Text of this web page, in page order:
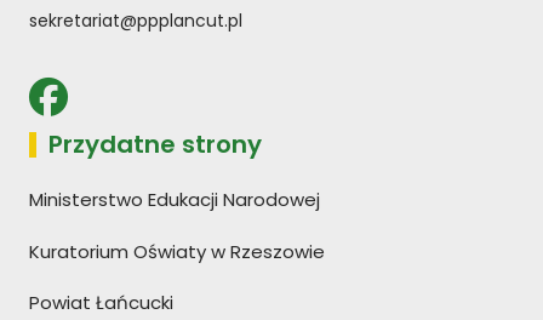
sekretariat@ppplancut.pl
Przydatne strony
Ministerstwo Edukacji Narodowej
Kuratorium Oświaty w Rzeszowie
Powiat Łańcucki